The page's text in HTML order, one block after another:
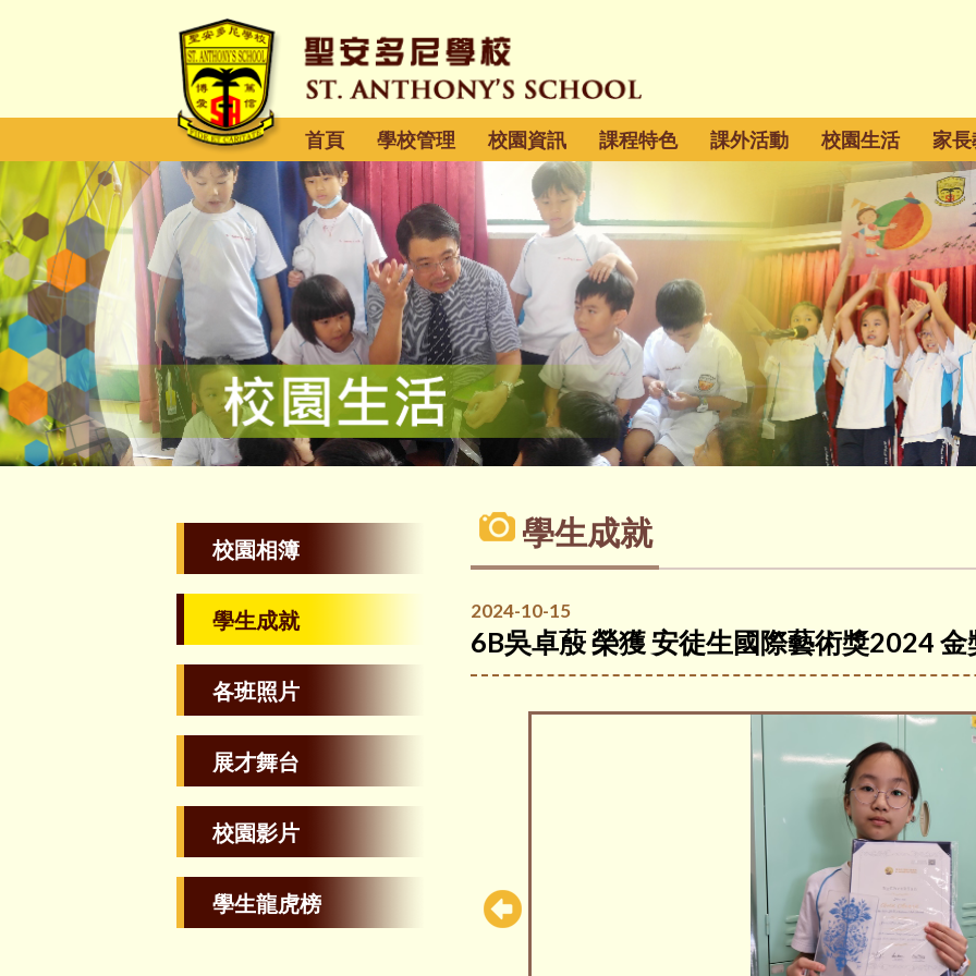
首頁 學校管理 校園資訊 課程特色 課外活動 校園生活 家
校園相簿
學生成就
各班照片
展才舞台
校園影片
學生龍虎榜
學生成就
2024-10-15
6B吳卓蒑 榮獲 安徒生國際藝術獎2024 金